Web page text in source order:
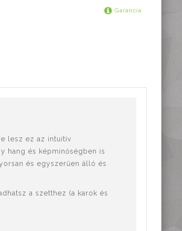
Garancia
lesz ez az intuitív
hang és képminőségben is
és egyszerűen álló és
a szetthez (a karok és